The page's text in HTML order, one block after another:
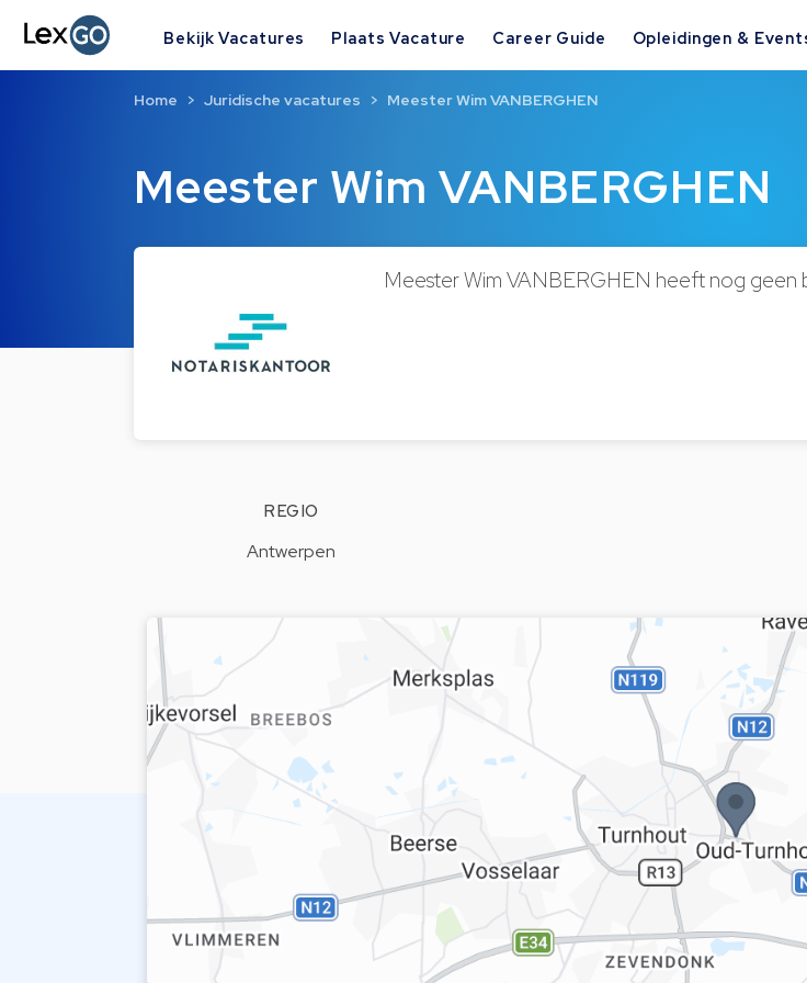
Bekijk Vacatures Plaats Vacature Career Guide Opleidingen &
Meester Wim VANBERGHEN
Home Juridische vacatures Meester Wim VANBERGHEN
Meester Wim VANBERGHEN heeft nog geen
REGIO
Antwerpen